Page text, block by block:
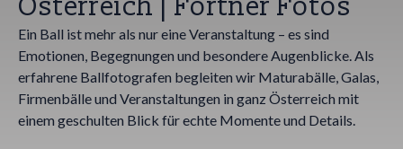
Österreich | Fortner Fotos
Ein Ball ist mehr als nur eine Veranstaltung – es sind
Emotionen, Begegnungen und besondere Augenblicke. Als
erfahrene Ballfotografen begleiten wir Maturabälle, Galas,
Firmenbälle und Veranstaltungen in ganz Österreich mit
einem geschulten Blick für echte Momente und Details.